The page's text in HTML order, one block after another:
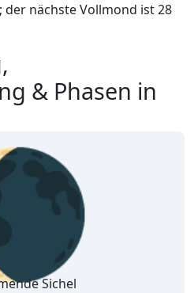
& Phasen in
der nächste Vollmond ist 28
Sichel